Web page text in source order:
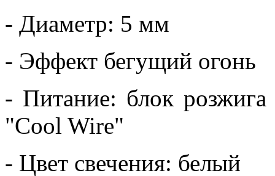
- Диаметр: 5 мм
- Эффект бегущий огонь
- Питание: блок
"Cool Wire"
- Цвет свечения: белый